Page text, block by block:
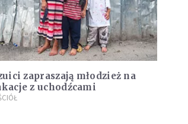
zapraszają młodzież na
z uchodźcami